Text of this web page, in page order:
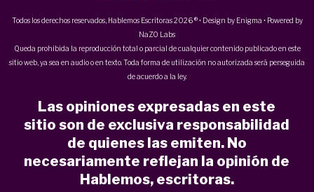
Todos los derechos reservados, Hablemos Escritoras 2026 ® • Design by Enigma • Powered by
NaZO Labs
Queda prohibida la reproducción total o parcial de cualquier contenido publicado en este
sitio web, ya sea en audio o en texto. Toda forma de utilización no autorizada será perseguida
de acuerdo a la ley.
Las opiniones expresadas en este
sitio son de exclusiva responsabilidad
de quienes las emiten. No
necesariamente reflejan la opinión de
Hablemos, escritoras.